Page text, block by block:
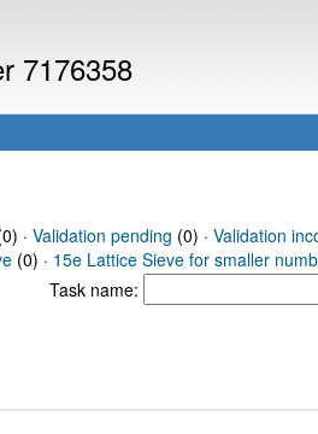
7176358
· Validation pending (0) · Validation
(0) · 15e Lattice Sieve for smaller
Task name: